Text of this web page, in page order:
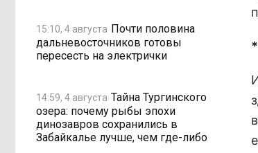
15:10, 4 августа Почти половина
дальневосточников готовы
пересесть на электрички
14:59, 4 августа Тайна Тургинского
озера: почему рыбы эпохи
динозавров сохранились в
Забайкалье лучше, чем где-либо